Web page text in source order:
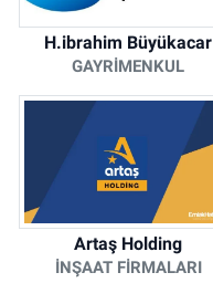
H.ibrahim Büyükacar
GAYRIMENKUL
Artaş Holding
İNŞAAT FIRMALARI